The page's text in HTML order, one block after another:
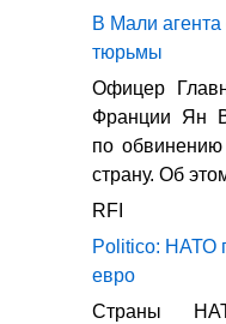
В Мали агента
тюрьмы
Офицер
Франции Ян
по обвинению
страну. Об
RFI
Politico: НАТО
евро
Страны